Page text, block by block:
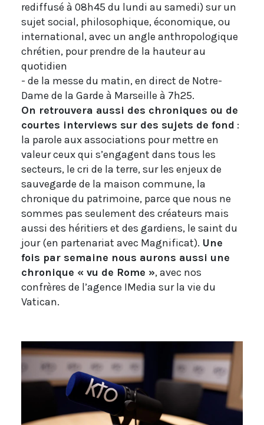
rediffusé à 08h45 du lundi au samedi) sur un
sujet social, philosophique, économique, ou
international, avec un angle anthropologique
chrétien, pour prendre de la hauteur au
quotidien
- de la messe du matin, en direct de Notre-
Dame de la Garde à Marseille à 7h25.
On retrouvera aussi des chroniques ou de
courtes interviews sur des sujets de fond :
la parole aux associations pour mettre en
valeur ceux qui s’engagent dans tous les
secteurs, le cri de la terre, sur les enjeux de
sauvegarde de la maison commune, la
chronique du patrimoine, parce que nous ne
sommes pas seulement des créateurs mais
aussi des héritiers et des gardiens, le saint du
jour (en partenariat avec Magnificat). Une
fois par semaine nous aurons aussi une
chronique « vu de Rome », avec nos
confrères de l’agence IMedia sur la vie du
Vatican.